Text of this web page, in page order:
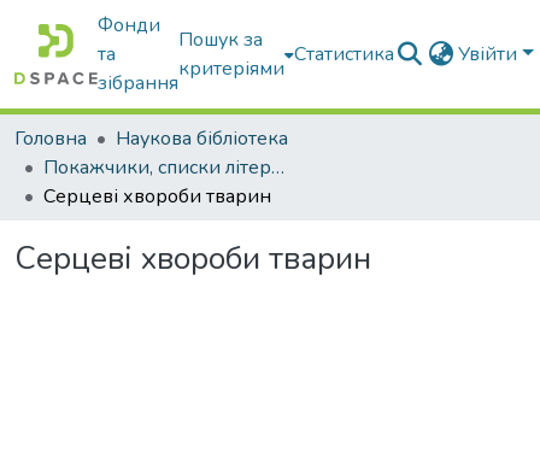
Фонди
та
зібрання
Пошук за
критеріями
Статистика Увійти
Головна
Наукова бібліотека
Покажчики, списки літератури, сценарії, методичні розробки
Серцеві хвороби тварин
Серцеві хвороби тварин